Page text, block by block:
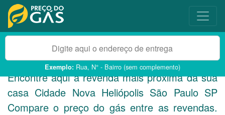
Exemplo: Rua, N° - Bairro (sem complemento)
Encontre aqui a revenda mais próxima da sua
casa Cidade Nova Heliópolis São Paulo SP
Compare o preço do gás entre as revendas.